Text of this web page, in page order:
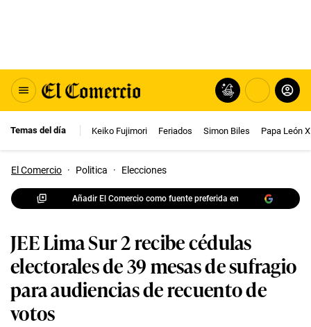
Temas del día Keiko Fujimori Feriados Simon Biles Papa León
El Comercio · Politica · Elecciones
Añadir El Comercio como fuente preferida en
JEE Lima Sur 2 recibe cédulas
electorales de 39 mesas de sufragio
para audiencias de recuento de
votos